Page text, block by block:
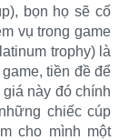
bọn họ sẽ cố
vụ trong game
trophy) là
tiền đề để
này đó chính
chiếc cúp
cho mình một